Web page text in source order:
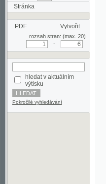
PDF
rozsah stran: (max. 20)
výtisku
Pokročilé vyhledávání